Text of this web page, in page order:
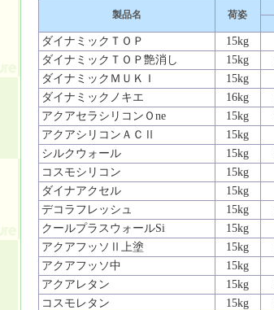
製品名 荷姿
ダイナミックＴＯＰ 15kg
ダイナミックＴＯＰ艶消し
15kg
ダイナミックＭＵＫＩ
15kg
ダイナミックノキエ
16kg
アクアセラシリコンＯne
15kg
アクアシリコンＡＣⅡ
15kg
シルクウォール
15kg
コスモシリコン
15kg
ダイナアクセル
15kg
デコラフレッシュ
15kg
クールプラスウォールSi
15kg
アクアフッソⅡ上塗
15kg
アクアフッソ中
15kg
アクアレタン
15kg
コスモレタン
15kg